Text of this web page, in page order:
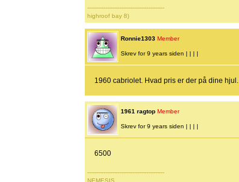
-------------------------------------------
highroof bay 8)
Ronnie1303 Member
Skrev for 9 years siden | | | |
1960 cabriolet. Hvad pris er der på dine hjul.
1961 ragtop Member
Skrev for 9 years siden | | | |
6500
-------------------------------------------